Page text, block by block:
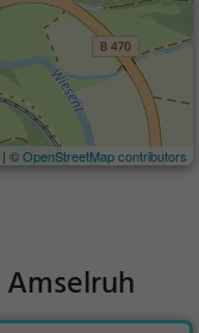
| ©OpenStreetMap contributors
Amselruh